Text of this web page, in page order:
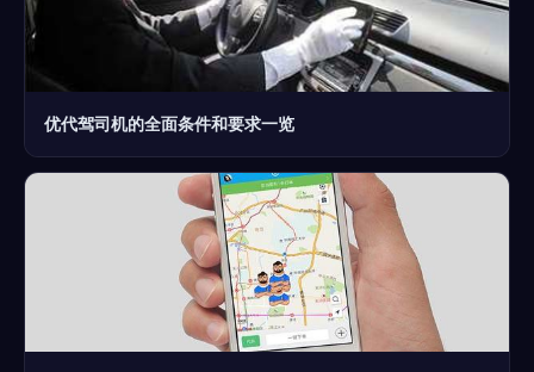
优代驾司机的全面条件和要求一览